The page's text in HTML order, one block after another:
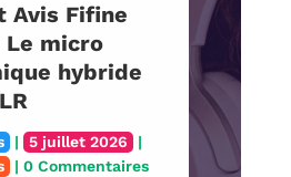
Avis Fifine
Le micro
hybride
| 5 juillet 2026 |
| 0 Commentaires